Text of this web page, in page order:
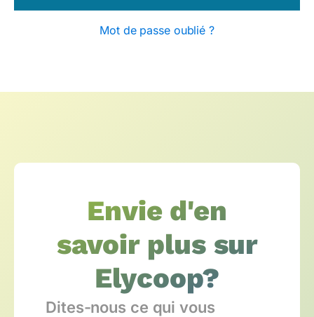
Mot de passe oublié ?
Envie d'en
savoir plus sur
Elycoop?
Dites-nous ce qui vous